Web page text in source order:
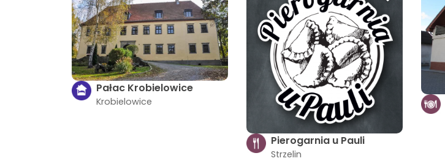
Pałac Krobielowice
Krobielowice
Pierogarnia u Pauli
Strzelin